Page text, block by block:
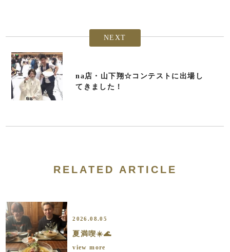
NEXT
na店・山下翔☆コンテストに出場し
てきました！
RELATED ARTICLE
2026.08.05
夏満喫☀️🌊
view more